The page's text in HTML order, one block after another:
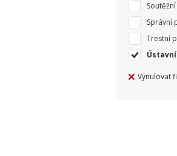
Správní
Trestní
Vynulovat